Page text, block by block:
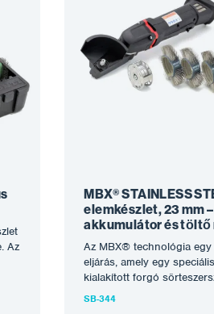
Az
MBX® STAINLESS
elemkészlet, 23 mm –
akkumulátor és töltő
Az MBX® technológia egy
eljárás, amely egy
kialakított forgó
használ a korrózió
SB-344